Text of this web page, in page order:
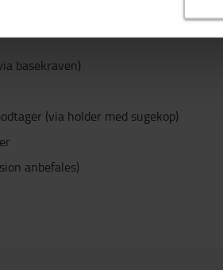
basekraven)
(via holder med sugekop)
anbefales)